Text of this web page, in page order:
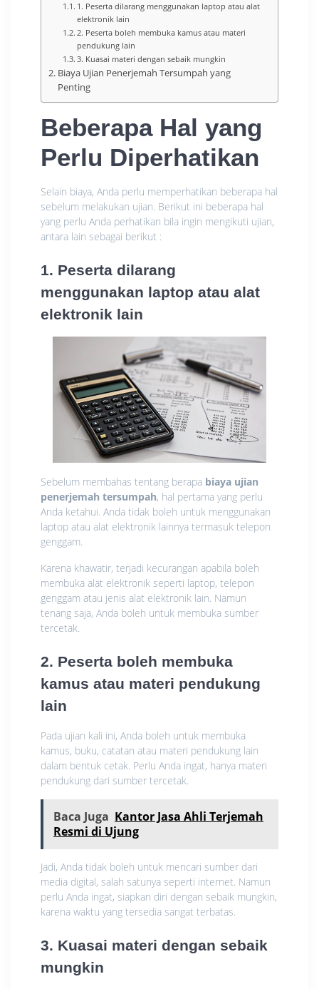
1. Peserta dilarang menggunakan laptop atau alat
elektronik lain
2. Peserta boleh membuka kamus atau materi
pendukung lain
3. Kuasai materi dengan sebaik mungkin
Biaya Ujian Penerjemah Tersumpah yang
Penting
Beberapa Hal yang
Perlu Diperhatikan
Selain biaya, Anda perlu memperhatikan beberapa hal
sebelum melakukan ujian. Berikut ini beberapa hal
yang perlu Anda perhatikan bila ingin mengikuti ujian,
antara lain sebagai berikut :
1. Peserta dilarang
menggunakan laptop atau alat
elektronik lain
Sebelum membahas tentang berapa biaya ujian
penerjemah tersumpah, hal pertama yang perlu
Anda ketahui. Anda tidak boleh untuk menggunakan
laptop atau alat elektronik lainnya termasuk telepon
genggam.
Karena khawatir, terjadi kecurangan apabila boleh
membuka alat elektronik seperti laptop, telepon
genggam atau jenis alat elektronik lain. Namun
tenang saja, Anda boleh untuk membuka sumber
tercetak.
2. Peserta boleh membuka
kamus atau materi pendukung
lain
Pada ujian kali ini, Anda boleh untuk membuka
kamus, buku, catatan atau materi pendukung lain
dalam bentuk cetak. Perlu Anda ingat, hanya materi
pendukung dari sumber tercetak.
Baca Juga Kantor Jasa Ahli Terjemah
Resmi di Ujung
Jadi, Anda tidak boleh untuk mencari sumber dari
media digital, salah satunya seperti internet. Namun
perlu Anda ingat, siapkan diri dengan sebaik mungkin,
karena waktu yang tersedia sangat terbatas.
3. Kuasai materi dengan sebaik
mungkin